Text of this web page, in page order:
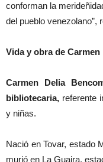
conforman la
del pueblo venezolano”,
Vida y obra de
Carmen Delia
bibliotecaria, referente
y niñas.
Nació en Tovar, estado
murió en La Guaira,